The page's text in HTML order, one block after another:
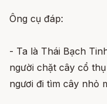
Ông cụ đáp:
- Ta là Thái Bạch
người chặt cây cổ
ngươi đi tìm cây nhỏ